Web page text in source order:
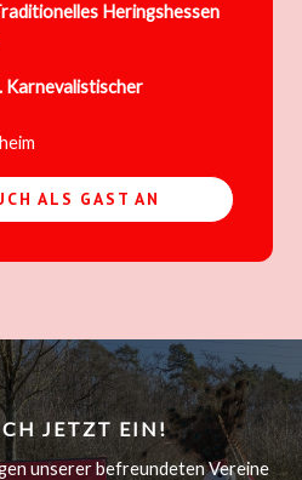
Heringshessen
Karnevalistischer
ALS GAST AN
JETZT EIN!
unserer befreundeten Vereine